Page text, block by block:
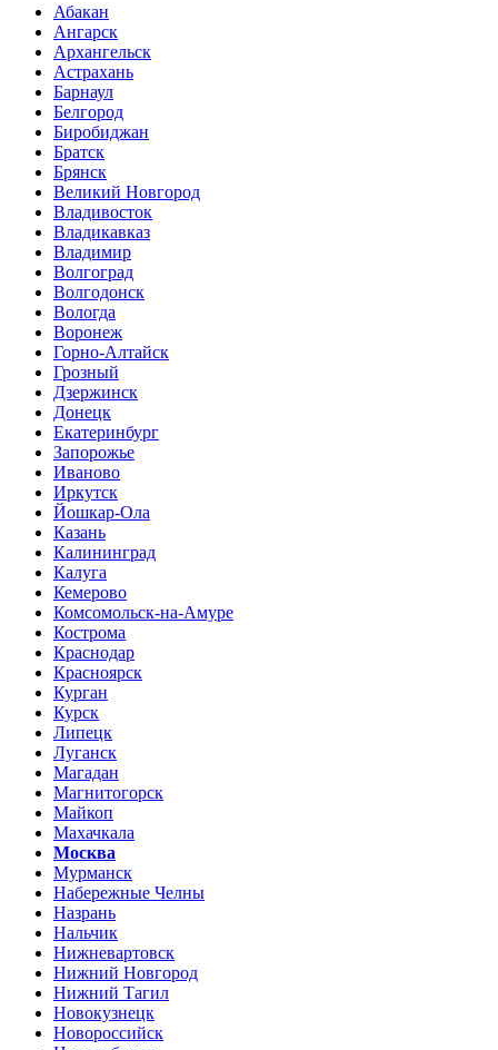
Абакан
Ангарск
Архангельск
Астрахань
Барнаул
Белгород
Биробиджан
Братск
Брянск
Великий Новгород
Владивосток
Владикавказ
Владимир
Волгоград
Волгодонск
Вологда
Воронеж
Горно-Алтайск
Грозный
Дзержинск
Донецк
Екатеринбург
Запорожье
Иваново
Иркутск
Йошкар-Ола
Казань
Калининград
Калуга
Кемерово
Комсомольск-на-Амуре
Кострома
Краснодар
Красноярск
Курган
Курск
Липецк
Луганск
Магадан
Магнитогорск
Майкоп
Махачкала
Москва
Мурманск
Набережные Челны
Назрань
Нальчик
Нижневартовск
Нижний Новгород
Нижний Тагил
Новокузнецк
Новороссийск